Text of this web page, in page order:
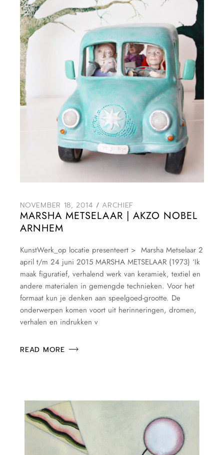
NOVEMBER 18, 2014 ARCHIEF
MARSHA METSELAAR | AKZO NOBEL
ARNHEM
KunstWerk_op locatie presenteert > Marsha Metselaar 2
april t/m 24 juni 2015 MARSHA METSELAAR (1973) ‘Ik
maak figuratief, verhalend werk van keramiek, textiel en
andere materialen in gemengde technieken. Voor het
formaat kun je denken aan speelgoed-grootte. De
onderwerpen komen voort uit herinneringen, dromen,
verhalen en indrukken v
READ MORE